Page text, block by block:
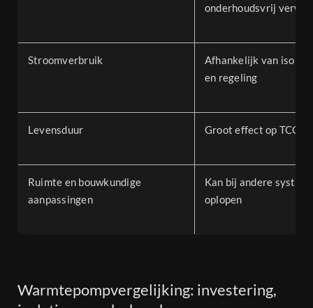
onderhoudsvrij
Stroomverbruik
Afhankelijk van
en regeling
Levensduur Groot effect op TCO
Ruimte en bouwkundige
aanpassingen
Kan bij andere
oplopen
Warmtepompvergelijking: investering,